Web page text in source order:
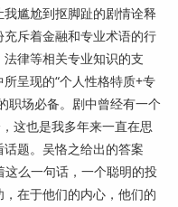
尴尬到抠脚趾的剧情诠释
斥着金融和专业术语的行
律等相关专业知识的支
呈现的“个人性格特质+专
职场必备。剧中曾经有一个
这也是我多年来一直在思
题。吴恪之给出的答案
这么一句话，一个聪明的投
在于他们的内心，他们的